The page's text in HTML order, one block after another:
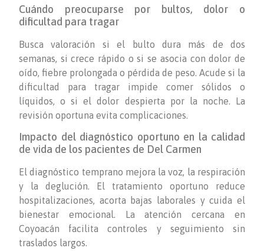
Cuándo preocuparse por bultos, dolor o
dificultad para tragar
Busca valoración si el bulto dura más de dos
semanas, si crece rápido o si se asocia con dolor de
oído, fiebre prolongada o pérdida de peso. Acude si la
dificultad para tragar impide comer sólidos o
líquidos, o si el dolor despierta por la noche. La
revisión oportuna evita complicaciones.
Impacto del diagnóstico oportuno en la calidad
de vida de los pacientes de Del Carmen
El diagnóstico temprano mejora la voz, la respiración
y la deglución. El tratamiento oportuno reduce
hospitalizaciones, acorta bajas laborales y cuida el
bienestar emocional. La atención cercana en
Coyoacán facilita controles y seguimiento sin
traslados largos.